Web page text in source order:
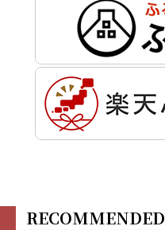
RECOMMENDED